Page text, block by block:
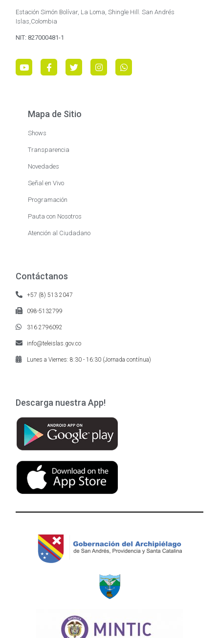
Estación Simón Bolívar, La Loma, Shingle Hill. San Andrés
Islas,Colombia
NIT: 827000481-1
Mapa de Sitio
Shows
Transparencia
Novedades
Señal en Vivo
Programación
Pauta con Nosotros
Atención al Ciudadano
Contáctanos
+57 (8) 513 2047
098-5132799
316 2796092
info@teleislas.gov.co
Lunes a Viernes: 8:30 - 16:30 (Jornada contínua)
Descarga nuestra App!